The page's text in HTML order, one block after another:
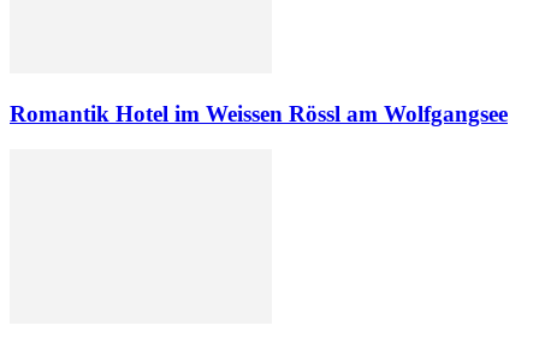
Romantik Hotel im Weissen Rössl am Wolfgangsee